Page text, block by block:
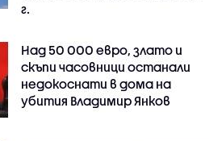
г.
Над 50 000 евро, злато и
скъпи часовници останали
недокоснати в дома на
убития Владимир Янков